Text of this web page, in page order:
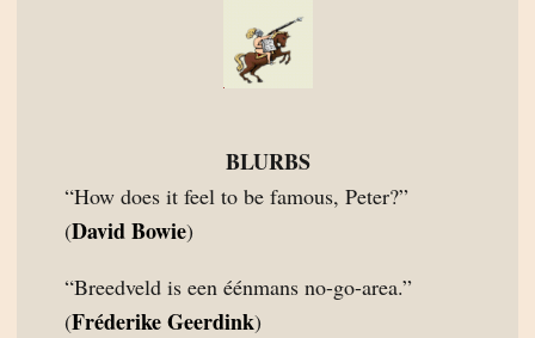
BLURBS
“How does it feel to be famous, Peter?”
(David Bowie)
“Breedveld is een éénmans no-go-area.”
(Fréderike Geerdink)